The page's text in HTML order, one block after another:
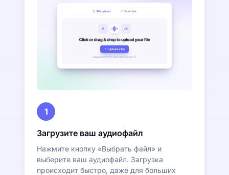
1
Загрузите ваш аудиофайл
Нажмите кнопку «Выбрать файл» и
выберите ваш аудиофайл. Загрузка
происходит быстро, даже для больших